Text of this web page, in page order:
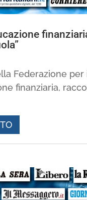
Federazione
finanziaria,